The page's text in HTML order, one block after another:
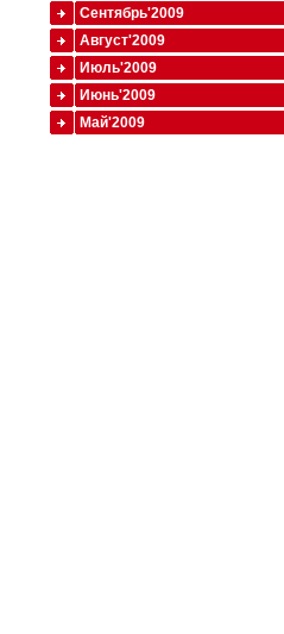
Сентябрь'2009
Август'2009
Июль'2009
Июнь'2009
Май'2009